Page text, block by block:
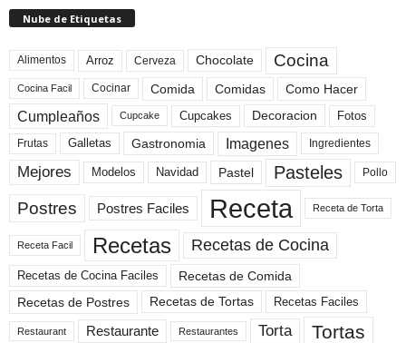
Nube de Etiquetas
Alimentos Arroz Cerveza Chocolate Cocina
Cocina Facil Cocinar Comida Comidas Como Hacer
Cumpleaños Cupcake Cupcakes Decoracion Fotos
Frutas Galletas Gastronomia Imagenes Ingredientes
Mejores Modelos Navidad Pastel Pasteles Pollo
Postres Postres Faciles Receta Receta de Torta
Receta Facil Recetas Recetas de Cocina
Recetas de Cocina Faciles
Recetas de Comida
Recetas de Postres
Recetas de Tortas Recetas Faciles
Restaurant Restaurante Restaurantes Torta Tortas